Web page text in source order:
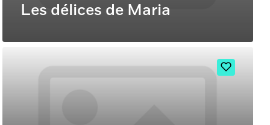
Les délices de Maria